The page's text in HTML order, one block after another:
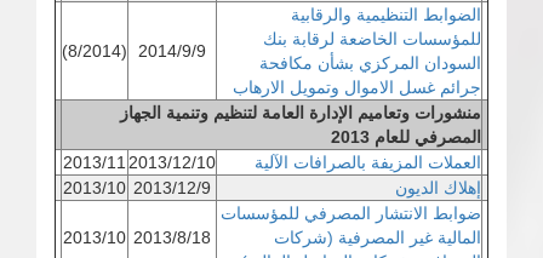
الضوابط التنظيمية والرقابية
للمؤسسات الخاضعة لرقابة بنك
السودان المركزي بشأن مكافحة
جرائم غسل الاموال وتمويل الارهاب
2014/9/9
(8/2014)
منشورات وتعاميم الإدارة العامة لتنظيم وتنمية الجهاز
المصرفي للعام 2013
العملات المزيفة بالصرافات الآلية
2013/12/10
2013/11
إهلاك الديون
2013/12/9
2013/10
ضوابط الانتشار المصرفي للمؤسسات
المالية غير المصرفية (شركات
2013/8/18
2013/10